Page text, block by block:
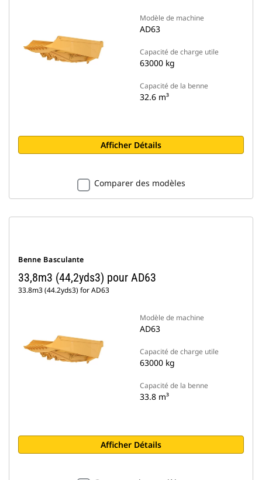
Modèle de machine
AD63
Capacité de charge utile
63000 kg
Capacité de la benne
32.6 m³
Afficher Détails
Comparer des modèles
Benne Basculante
33,8m3 (44,2yds3) pour AD63
33.8m3 (44.2yds3) for AD63
Modèle de machine
AD63
Capacité de charge utile
63000 kg
Capacité de la benne
33.8 m³
Afficher Détails